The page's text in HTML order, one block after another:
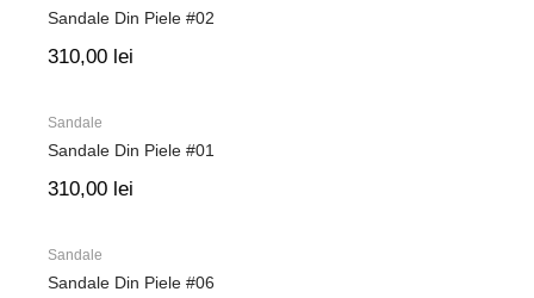
Sandale Din Piele #02
310,00 lei
Sandale
Sandale Din Piele #01
310,00 lei
Sandale
Sandale Din Piele #06